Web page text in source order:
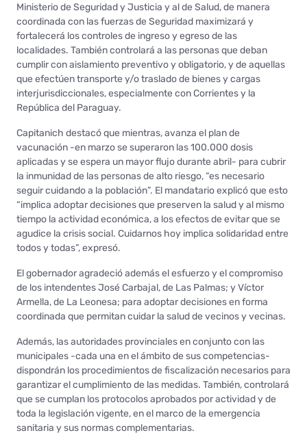
Ministerio de Seguridad y Justicia y al de Salud, de manera
coordinada con las fuerzas de Seguridad maximizará y
fortalecerá los controles de ingreso y egreso de las
localidades. También controlará a las personas que deban
cumplir con aislamiento preventivo y obligatorio, y de aquellas
que efectúen transporte y/o traslado de bienes y cargas
interjurisdiccionales, especialmente con Corrientes y la
República del Paraguay.
Capitanich destacó que mientras, avanza el plan de
vacunación -en marzo se superaron las 100.000 dosis
aplicadas y se espera un mayor flujo durante abril- para cubrir
la inmunidad de las personas de alto riesgo, “es necesario
seguir cuidando a la población”. El mandatario explicó que esto
“implica adoptar decisiones que preserven la salud y al mismo
tiempo la actividad económica, a los efectos de evitar que se
agudice la crisis social. Cuidarnos hoy implica solidaridad entre
todos y todas”, expresó.
El gobernador agradeció además el esfuerzo y el compromiso
de los intendentes José Carbajal, de Las Palmas; y Víctor
Armella, de La Leonesa; para adoptar decisiones en forma
coordinada que permitan cuidar la salud de vecinos y vecinas.
Además, las autoridades provinciales en conjunto con las
municipales -cada una en el ámbito de sus competencias-
dispondrán los procedimientos de fiscalización necesarios para
garantizar el cumplimiento de las medidas. También, controlará
que se cumplan los protocolos aprobados por actividad y de
toda la legislación vigente, en el marco de la emergencia
sanitaria y sus normas complementarias.